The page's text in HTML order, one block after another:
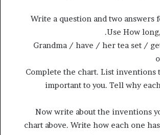
Write a question and two answers
Use How
5. Grandma / have / her tea set /
Complete the chart. List inventions
important to you. Tell why
Now write about the inventions
chart above. Write how each one